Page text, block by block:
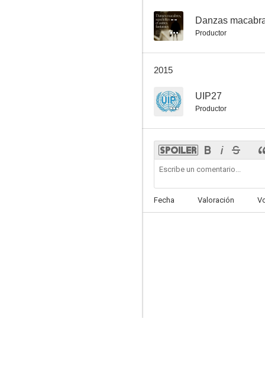
-- Danzas
Productor
2015
-- UIP27
Productor
Fecha Valoración